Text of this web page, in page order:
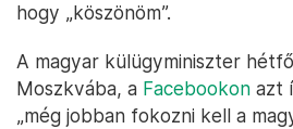
hogy „köszönöm”.
A magyar külügyminiszter
Moszkvába, a Facebookon azt
„még jobban fokozni kell a